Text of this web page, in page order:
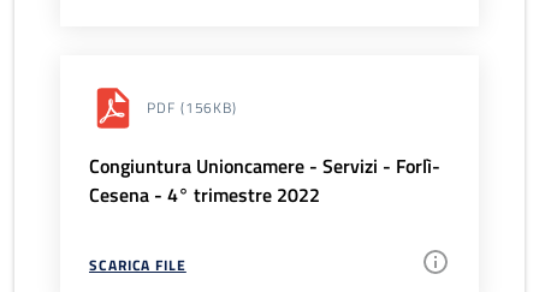
PDF (156KB)
Congiuntura Unioncamere - Servizi - Forlì-
Cesena - 4° trimestre 2022
SCARICA FILE